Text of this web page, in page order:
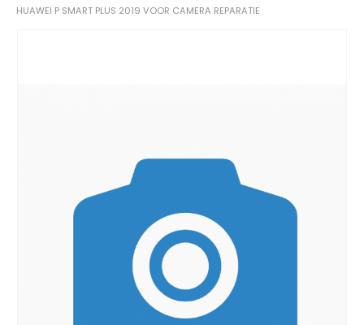
HUAWEI P SMART PLUS 2019 VOOR CAMERA REPARATIE